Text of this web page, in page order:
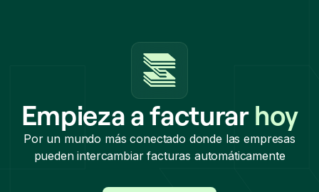
Empieza a facturarhoy
Por un mundo más conectado donde las empresas
pueden intercambiar facturas automáticamente